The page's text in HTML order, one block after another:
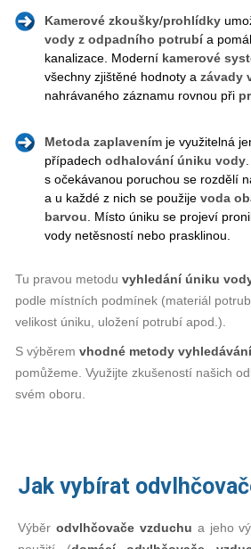
Kamerové zkoušky/prohlídky
vody z odpadního potrubía
kanalizace. Moderní kamerové
všechny zjištěné hodnoty a závady
nahrávaného záznamu rovnou při
Metoda zaplavením je využitelná
případech odhalování úniku vody
s očekávanou poruchou se rozdělí
a u každé z nich se použije voda
barvou . Místo úniku se projeví
vody netěsností nebo prasklinou.
Tu pravou metodu vyhledání úniku
podle místních podmínek (materiál
velikost úniku, uložení potrubí apod.).
S výběrem vhodné metody
pomůžeme. Využijte zkušeností našich
svém oboru.
Jak vybírat
Výběr odvlhčovače vzduchu a jeho